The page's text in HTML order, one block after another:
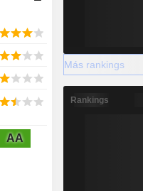
AA
Más rankings
Rankings